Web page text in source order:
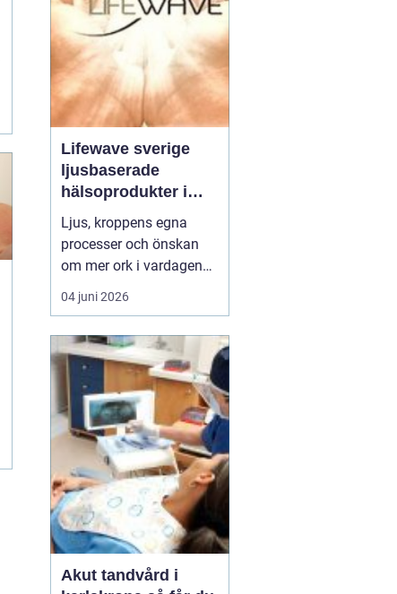
det inte längre bara om
s...
Lifewave sverige
ljusbaserade
hälsoprodukter i
fokus
Ljus, kroppens egna
processer och önskan
om mer ork i vardagen
möts i ett växande
intresse för fototerapi
Sverige söker många
efter skonsamma
metoder som kan stödja
återhämtning, energi och
allmänt välbefinnande
utan ingrepp eller...
04 juni 2026
Akut tandvård i